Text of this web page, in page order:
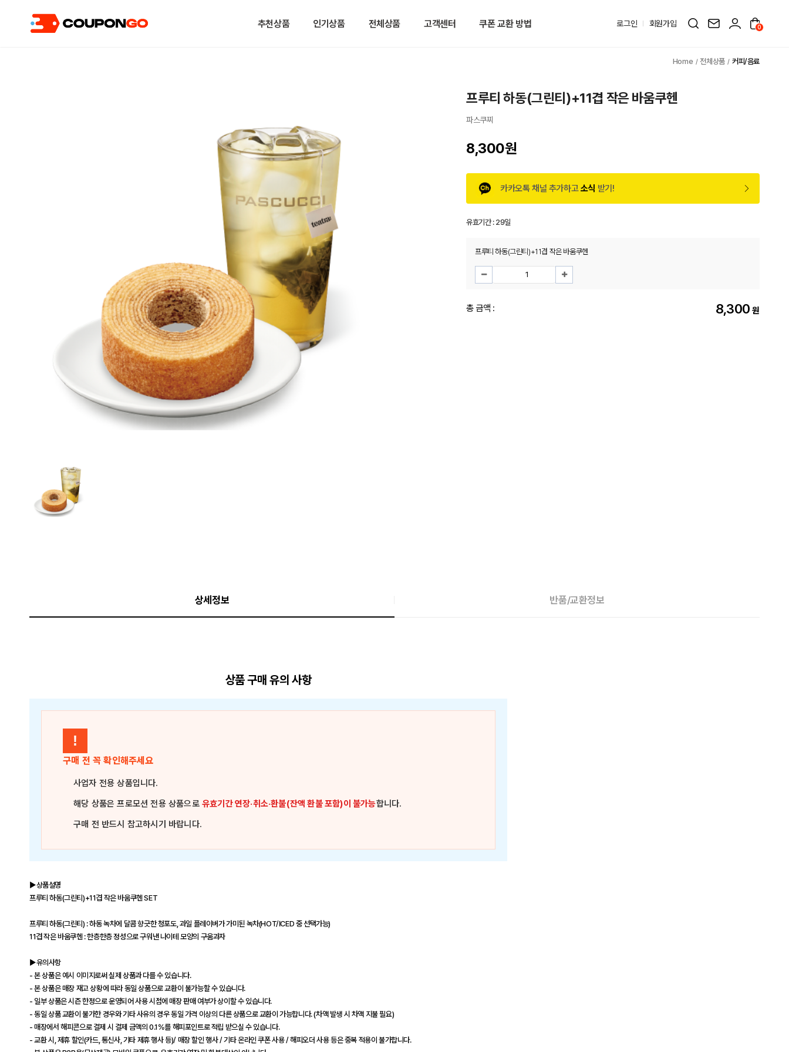
추천상품 인기상품 전체상품 고객센터 쿠폰 교환 방법 로그인 회원가입 0
전체상품 커피/음료
프루티 하동(그린티)+11겹 작은 바움쿠헨
파스쿠찌
8,300원
카카오톡 채널 추가하고소식 받기!
유효기간 :29일
프루티 하동(그린티)+11겹 작은 바움쿠헨
총 금액 : 8,300 원
상세정보 반품/교환정보
상품 구매 유의 사항
!
구매 전 꼭 확인해주세요
사업자 전용 상품입니다.
해당 상품은프로모션 전용 상품으로유효기간 연장·취소·환불(잔액 환불 포함)이 불가능합니다.
구매 전 반드시 참고하시기 바랍니다.
▶상품설명
프루티 하동(그린티)+11겹 작은 바움쿠헨 SET
프루티 하동(그린티) : 하동 녹차에 달콤 향긋한 청포도, 과일 플레이버가 가미된 녹차(HOT/ICED 중 선택가능)
11겹 작은 바움쿠헨 : 한층한층 정성으로 구워낸 나이테 모양의 구움과자
▶유의사항
- 본 상품은 예시 이미지로써 실제 상품과 다를 수 있습니다.
- 본 상품은 매장 재고 상황에 따라 동일 상품으로 교환이 불가능할 수 있습니다.
- 일부 상품은 시즌 한정으로 운영되어 사용 시점에 매장 판매 여부가 상이할 수 있습니다.
- 동일 상품 교환이 불가한 경우와 기타 사유의 경우 동일 가격 이상의 다른 상품으로 교환이 가능합니다. (차액 발생 시 차액 지불 필요)
- 매장에서 해피콘으로 결제 시 결제 금액의 0.1%를 해피포인트로 적립 받으실 수 있습니다.
- 교환 시, 제휴 할인(카드, 통신사, 기타 제휴 행사 등)/ 매장 할인 행사 / 기타 온라인 쿠폰 사용 / 해피오더 사용 등은 중복 적용이 불가합니다.